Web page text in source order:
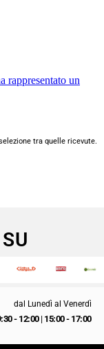
tra quelle ricevute.
dal Lunedì al Venerdì
- 12:00| 15:00 - 17:00